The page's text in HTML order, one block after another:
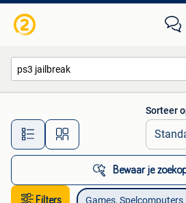
Alle afstanden…
Sorteer
Bewaar je
Filters Games, Spelcomputers